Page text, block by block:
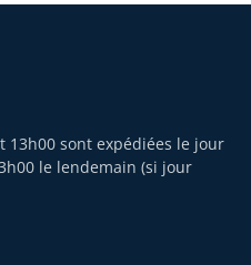
13h00 sont expédiées le jour
le lendemain (si jour